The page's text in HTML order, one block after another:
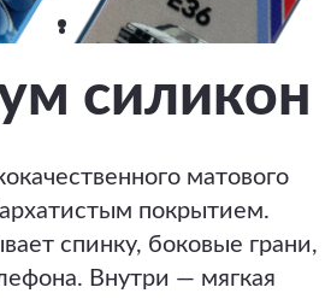
силикон
матового
покрытием.
спинку, боковые грани,
Внутри — мягкая